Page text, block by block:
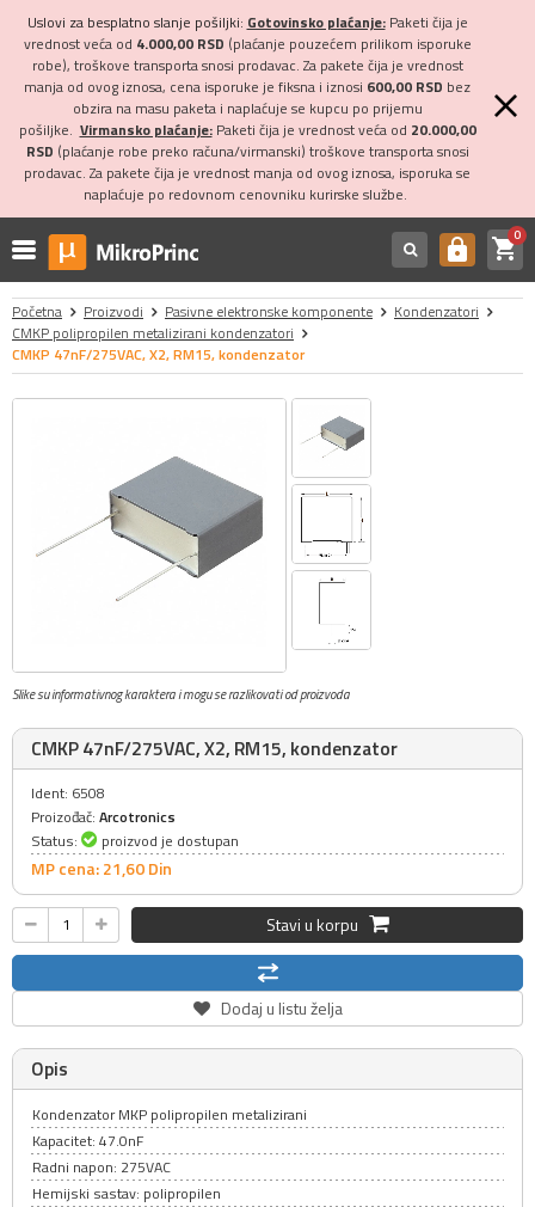
Uslovi za besplatno slanje pošiljki: Gotovinsko plaćanje:Paketi čija je
vrednost veća od 4.000,00 RSD (plaćanje pouzećem prilikom isporuke
robe), troškove transporta snosi prodavac. Za pakete čija je vrednost
manja od ovog iznosa, cena isporuke je fiksna i iznosi 600,00 RSD bez
obzira na masu paketa i naplaćuje se kupcu po prijemu
pošiljke. Virmansko plaćanje:Paketi čija je vrednost veća od 20.000,00
RSD (plaćanje robe preko računa/virmanski) troškove transporta snosi
prodavac. Za pakete čija je vrednost manja od ovog iznosa, isporuka se
naplaćuje po redovnom cenovniku kurirske službe.
https shopping_cart0
Početna Proizvodi Pasivne elektronske komponente
Kondenzatori
CMKP polipropilen metalizirani kondenzatori
CMKP 47nF/275VAC, X2, RM15, kondenzator
Slike su informativnog karaktera i mogu se razlikovati od proizvoda
CMKP 47nF/275VAC, X2, RM15, kondenzator
Ident: 6508
Proizođač: Arcotronics
Status:
proizvod je dostupan
MP cena: 21,60Din
Stavi u korpu
Dodaj u listu želja
Opis
Kondenzator MKP polipropilen metalizirani
Kapacitet: 47.0nF
Radni napon: 275VAC
Hemijski sastav: polipropilen